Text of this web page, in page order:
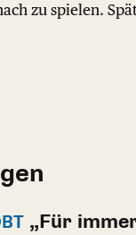
zu spielen.
„Für